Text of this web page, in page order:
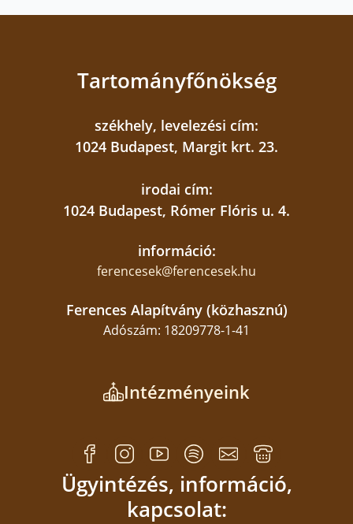
Tartományfőnökség
székhely, levelezési cím:
1024 Budapest, Margit krt. 23.
irodai cím:
1024 Budapest, Rómer Flóris u. 4.
információ:
ferencesek@ferencesek.hu
Ferences Alapítvány (közhasznú)
Adószám: 18209778-1-41
Intézményeink
Ügyintézés, információ,
kapcsolat: